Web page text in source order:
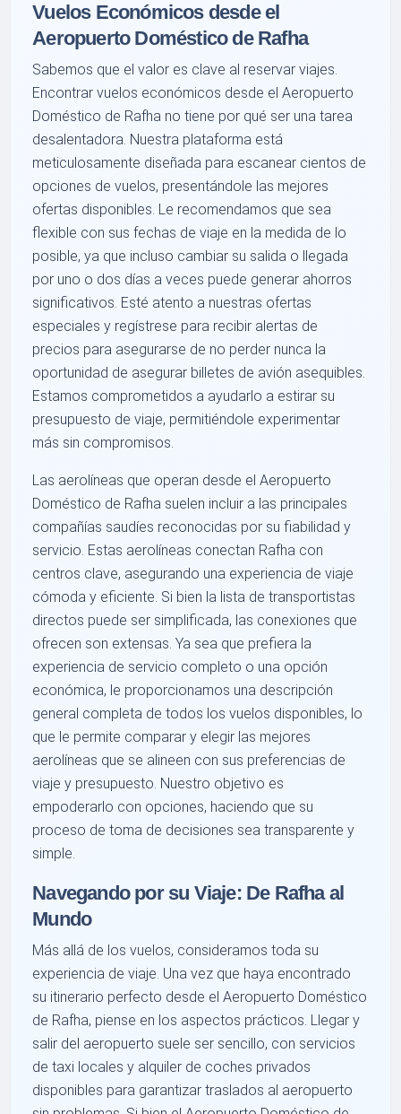
Vuelos Económicos desde el
Aeropuerto Doméstico de Rafha
Sabemos que el valor es clave al reservar viajes.
Encontrar vuelos económicos desde el Aeropuerto
Doméstico de Rafha no tiene por qué ser una tarea
desalentadora. Nuestra plataforma está
meticulosamente diseñada para escanear cientos de
opciones de vuelos, presentándole las mejores
ofertas disponibles. Le recomendamos que sea
flexible con sus fechas de viaje en la medida de lo
posible, ya que incluso cambiar su salida o llegada
por uno o dos días a veces puede generar ahorros
significativos. Esté atento a nuestras ofertas
especiales y regístrese para recibir alertas de
precios para asegurarse de no perder nunca la
oportunidad de asegurar billetes de avión asequibles.
Estamos comprometidos a ayudarlo a estirar su
presupuesto de viaje, permitiéndole experimentar
más sin compromisos.
Las aerolíneas que operan desde el Aeropuerto
Doméstico de Rafha suelen incluir a las principales
compañías saudíes reconocidas por su fiabilidad y
servicio. Estas aerolíneas conectan Rafha con
centros clave, asegurando una experiencia de viaje
cómoda y eficiente. Si bien la lista de transportistas
directos puede ser simplificada, las conexiones que
ofrecen son extensas. Ya sea que prefiera la
experiencia de servicio completo o una opción
económica, le proporcionamos una descripción
general completa de todos los vuelos disponibles, lo
que le permite comparar y elegir las mejores
aerolíneas que se alineen con sus preferencias de
viaje y presupuesto. Nuestro objetivo es
empoderarlo con opciones, haciendo que su
proceso de toma de decisiones sea transparente y
simple.
Navegando por su Viaje: De Rafha al
Mundo
Más allá de los vuelos, consideramos toda su
experiencia de viaje. Una vez que haya encontrado
su itinerario perfecto desde el Aeropuerto Doméstico
de Rafha, piense en los aspectos prácticos. Llegar y
salir del aeropuerto suele ser sencillo, con servicios
de taxi locales y alquiler de coches privados
disponibles para garantizar traslados al aeropuerto